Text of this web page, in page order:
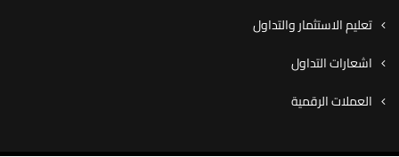
تعليم الاستثمار والتداول
اشعارات التداول
العملات الرقمية